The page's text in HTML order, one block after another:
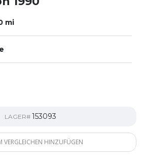
mi
LAGER# 153093
VERGLEICHEN HINZUFÜGEN